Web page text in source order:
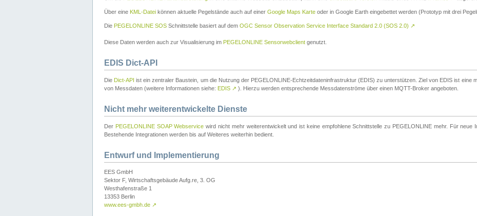
Über eine KML-Datei können aktuelle Pegelstände auch auf einer Google Maps Karte oder in Google Earth eingebettet werden (Prototyp mit drei
Die PEGELONLINE SOS Schnittstelle basiert auf dem OGC Sensor Observation Service Interface Standard 2.0 (SOS 2.0) ↗
Diese Daten werden auch zur Visualisierung im PEGELONLINE Sensorwebclient genutzt.
EDIS Dict-API
Die Dict-API ist ein zentraler Baustein, um die Nutzung der PEGELONLINE-Echtzeitdateninfrastruktur (EDIS) zu unterstützen. Ziel von EDIS ist eine
von Messdaten (weitere Informationen siehe: EDIS ↗ ). Hierzu werden entsprechende Messdatenströme über einen MQTT-Broker angeboten.
Nicht mehr weiterentwickelte Dienste
Der PEGELONLINE SOAP Webservice wird nicht mehr weiterentwickelt und ist keine empfohlene Schnittstelle zu PEGELONLINE mehr. Für neue
Bestehende Integrationen werden bis auf Weiteres weiterhin bedient.
Entwurf und Implementierung
EES GmbH
Sektor F, Wirtschaftsgebäude Aufg.re, 3. OG
Westhafenstraße 1
13353 Berlin
www.ees-gmbh.de ↗